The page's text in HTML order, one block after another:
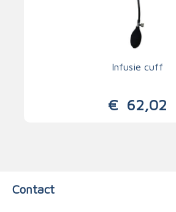
Infusie cuff
€ 62,02
Contact